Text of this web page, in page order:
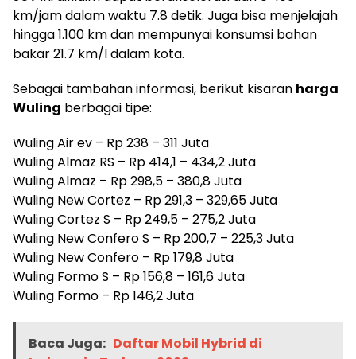
km/jam dalam waktu 7.8 detik. Juga bisa menjelajah
hingga 1.100 km dan mempunyai konsumsi bahan
bakar 21.7 km/l dalam kota.
Sebagai tambahan informasi, berikut kisaran harga
Wuling berbagai tipe:
Wuling Air ev – Rp 238 – 311 Juta
Wuling Almaz RS – Rp 414,1 – 434,2 Juta
Wuling Almaz – Rp 298,5 – 380,8 Juta
Wuling New Cortez – Rp 291,3 – 329,65 Juta
Wuling Cortez S – Rp 249,5 – 275,2 Juta
Wuling New Confero S – Rp 200,7 – 225,3 Juta
Wuling New Confero – Rp 179,8 Juta
Wuling Formo S – Rp 156,8 – 161,6 Juta
Wuling Formo – Rp 146,2 Juta
Baca Juga: Daftar Mobil Hybrid di